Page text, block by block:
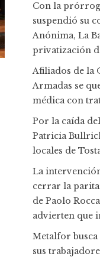
Con la
suspendió su
Anónima, La
privatización
Afiliados de la
Armadas se
médica con
Por la caída
Patricia
locales de
La
cerrar la
de Paolo
advierten que
Metalfor busca
sus